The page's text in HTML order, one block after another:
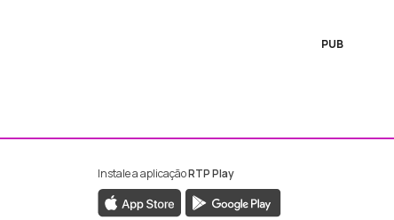
PUB
da RTP Madeira
da RTP Madeira
Instale a aplicaçãoRTP Play